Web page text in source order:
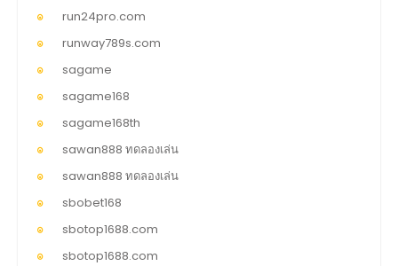
run24pro.com
runway789s.com
sagame
sagame168
sagame168th
sawan888 ทดลองเล่น
sawan888 ทดลองเล่น
sbobet168
sbotop1688.com
sbotop1688.com